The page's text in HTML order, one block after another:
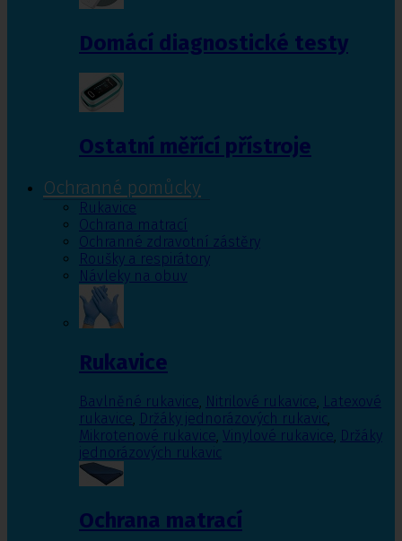
Domácí diagnostické testy
Ostatní měřící přístroje
Ochranné pomůcky
Rukavice
Ochrana matrací
Ochranné zdravotní zástěry
Roušky a respirátory
Návleky na obuv
Rukavice
Bavlněné rukavice, Nitrilové rukavice, Latexové
rukavice, Držáky jednorázových rukavic,
Mikrotenové rukavice, Vinylové rukavice, Držáky
jednorázových rukavic
Ochrana matrací